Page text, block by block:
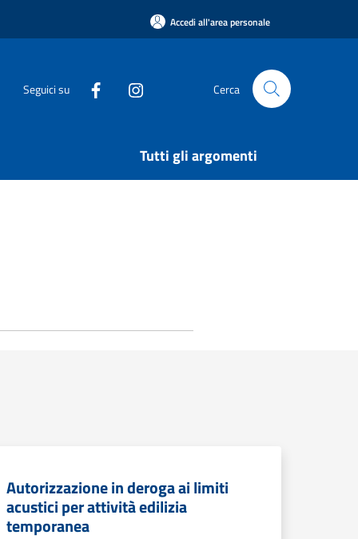
Accedi all'area personale
Seguici su Cerca
Tutti gli argomenti
Autorizzazione in deroga ai limiti
acustici per attività edilizia
temporanea